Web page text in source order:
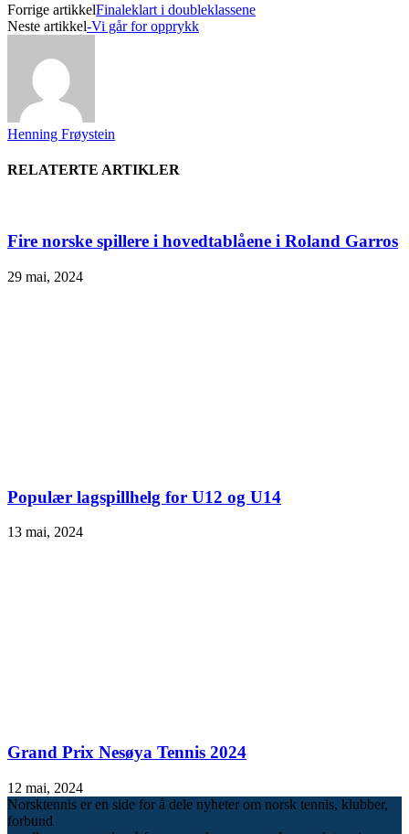
Forrige artikkelFinaleklart i doubleklassene
Neste artikkel-Vi går for opprykk
Henning Frøystein
RELATERTE ARTIKLER
Fire norske spillere i hovedtablåene i Roland Garros
29 mai, 2024
Populær lagspillhelg for U12 og U14
13 mai, 2024
Grand Prix Nesøya Tennis 2024
12 mai, 2024
Norsktennis er en side for å dele nyheter om norsk tennis, klubber,
forbund